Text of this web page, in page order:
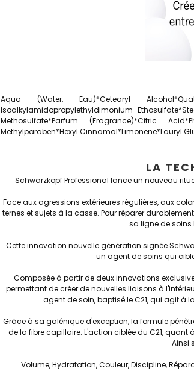
Aqua (Water, Eau)*Cetearyl
Isoalkylamidopropylethyldimonium
Methosulfate*Parfum (Fragrance)*Citric
Methylparaben*Hexyl Cinnamal*Limonene*Lauryl
LA
Schwarzkopf Professional lance un nouveau
Face aux agressions extérieures régulières, aux
ternes et sujets à la casse. Pour réparer
sa ligne de soins
Cette innovation nouvelle génération signée
un agent de soins qui
Composée à partir de deux innovations
permettant de créer de nouvelles liaisons à
agent de soin, baptisé le C21, qui agit à
Grâce à sa galénique d'exception, la formule
de la fibre capillaire. L'action ciblée du C21,
Ainsi
Volume, Hydratation, Couleur, Discipline,